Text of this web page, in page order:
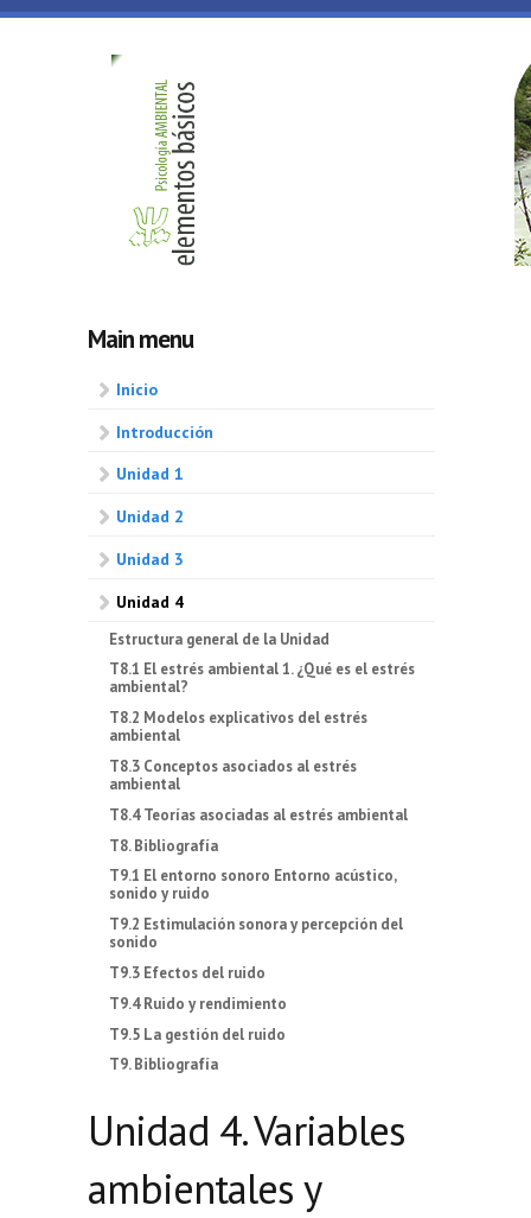
Skip to main content
Psicologia
ambiental
Main menu
Inicio
Introducción
Unidad 1
Unidad 2
Unidad 3
Unidad 4
Estructura general de la Unidad
T8.1 El estrés ambiental 1. ¿Qué es el estrés
ambiental?
T8.2 Modelos explicativos del estrés
ambiental
T8.3 Conceptos asociados al estrés
ambiental
T8.4 Teorías asociadas al estrés ambiental
T8. Bibliografía
T9.1 El entorno sonoro Entorno acústico,
sonido y ruido
T9.2 Estimulación sonora y percepción del
sonido
T9.3 Efectos del ruido
T9.4 Ruido y rendimiento
T9.5 La gestión del ruido
T9. Bibliografía
Unidad 4. Variables
ambientales y